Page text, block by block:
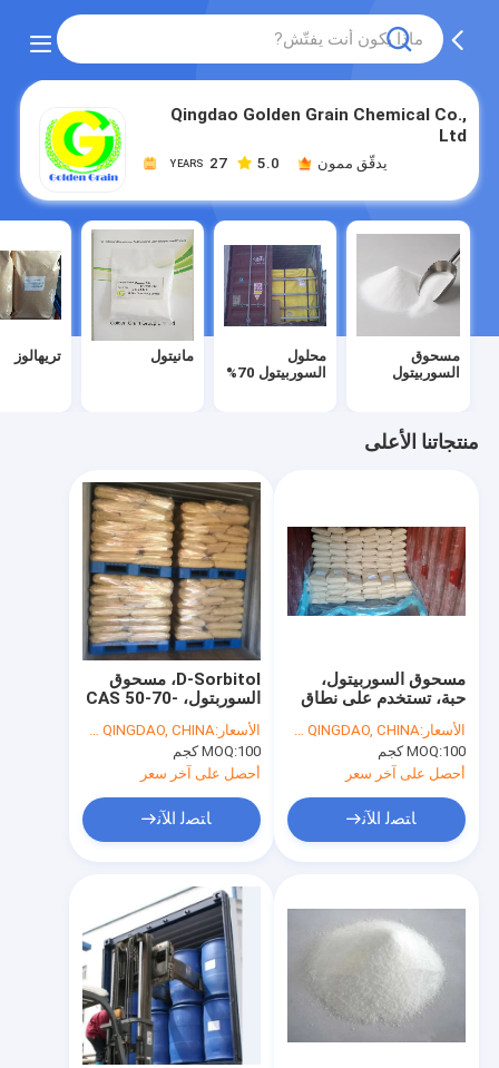
Qingdao Golden Grain Chemical Co.,
Ltd
27
YEARS 5.0 يدقّق ممون
مسحوق
السوربيتول
محلول
السوربيتول 70%
مانيتول تريهالوز
منتجاتنا الأعلى
D-Sorbitol، مسحوق
السوربتول، CAS 50-70-
mesh، E420، الشركة
معيار FCC
الأسعار:USD900-USD1050/MT FOB QINGDAO, CHINA
MOQ:100 كجم
أحصل على آخر سعر
ﺎﺘﺼﻟ ﺍﻶﻧ
مسحوق السوربيتول،
حبة، تستخدم على نطاق
المجمد، إضافة غذائية،
E420، الشركة المصنعة،
BP، USP، EP، معيار
الأسعار:USD900-USD1050/MT FOB QINGDAO, CHINA
MOQ:100 كجم
أحصل على آخر سعر
ﺎﺘﺼﻟ ﺍﻶﻧ